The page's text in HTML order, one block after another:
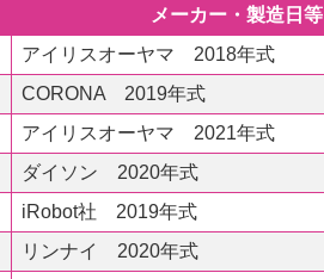
メーカー・製造日等
アイリスオーヤマ 2018年式
CORONA 2019年式
アイリスオーヤマ 2021年式
ダイソン 2020年式
iRobot社 2019年式
リンナイ 2020年式